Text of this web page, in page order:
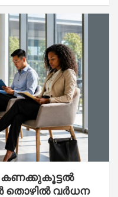
കണക്കുകൂട്ടൽ
തൊഴിൽ വർധന